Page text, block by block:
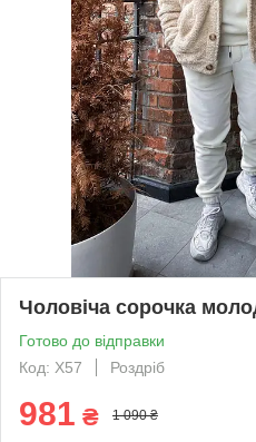
Чоловіча сорочка
Готово до відправки
Код: X57
Роздріб
981 ₴ 1 090 ₴